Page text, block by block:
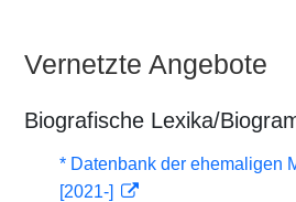
Vernetzte Angebote
Biografische Lexika/
* Datenbank der ehemaligen
[2021-]